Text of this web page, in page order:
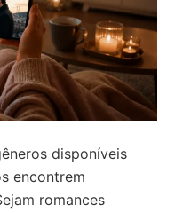
disponíveis
encontrem
romances